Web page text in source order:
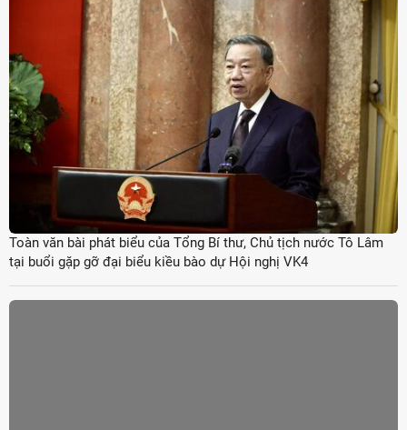
Toàn văn bài phát biểu của Tổng Bí thư, Chủ tịch nước Tô Lâm
tại buổi gặp gỡ đại biểu kiều bào dự Hội nghị VK4